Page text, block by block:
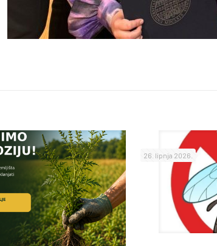
26. lipnja 2026.